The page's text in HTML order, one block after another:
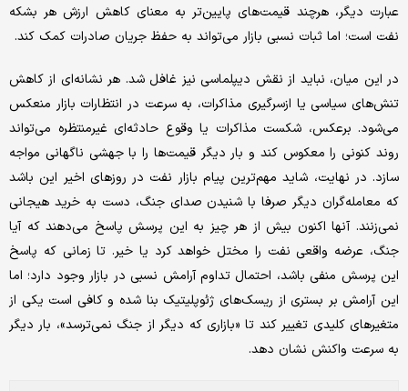
عبارت دیگر، هرچند قیمت‌های پایین‌تر به معنای کاهش ارزش هر بشکه
نفت است؛ اما ثبات نسبی بازار می‌تواند به حفظ جریان صادرات کمک کند.
در این میان، نباید از نقش دیپلماسی نیز غافل شد. هر نشانه‌ای از کاهش
تنش‌های سیاسی یا ازسرگیری مذاکرات، به سرعت در انتظارات بازار منعکس
می‌شود. برعکس، شکست مذاکرات یا وقوع حادثه‌ای غیرمنتظره می‌تواند
روند کنونی را معکوس کند و بار دیگر قیمت‌ها را با جهشی ناگهانی مواجه
سازد. در نهایت، شاید مهم‌ترین پیام بازار نفت در روزهای اخیر این باشد
که معامله‌گران دیگر صرفا با شنیدن صدای جنگ، دست به خرید هیجانی
نمی‌زنند. آنها اکنون بیش از هر چیز به این پرسش پاسخ می‌دهند که آیا
جنگ، عرضه واقعی نفت را مختل خواهد کرد یا خیر. تا زمانی که پاسخ
این پرسش منفی باشد، احتمال تداوم آرامش نسبی در بازار وجود دارد؛ اما
این آرامش بر بستری از ریسک‌های ژئوپلیتیک بنا شده و کافی است یکی از
متغیرهای کلیدی تغییر کند تا «بازاری که دیگر از جنگ نمی‌ترسد»، بار دیگر
به سرعت واکنش نشان دهد.